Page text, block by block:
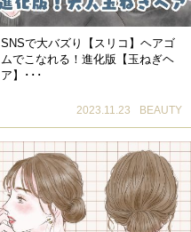
SNSで大バズり【スリコ】ヘアゴ
ムでこなれる！進化版【玉ねぎヘ
ア】･･･
2023.11.23 BEAUTY